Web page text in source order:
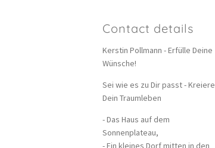
Contact details
Kerstin Pollmann - Erfülle Deine
Wünsche!
Sei wie es zu Dir passt - Kreiere
Dein Traumleben
- Das Haus auf dem
Sonnenplateau,
- Ein kleines Dorf mitten in den